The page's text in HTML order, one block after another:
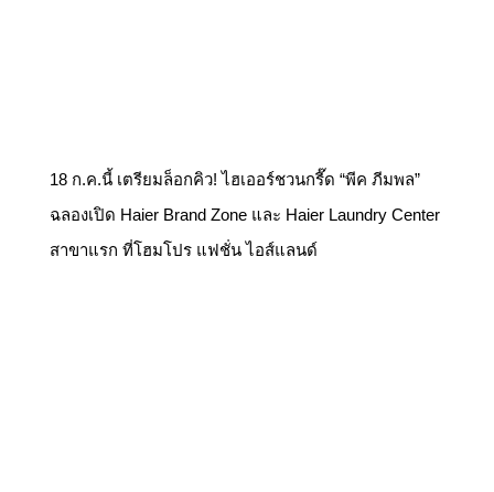
18 ก.ค.นี้ เตรียมล็อกคิว! ไฮเออร์ชวนกรี๊ด “พีค ภีมพล”
ฉลองเปิด Haier Brand Zone และ Haier Laundry Center
สาขาแรก ที่โฮมโปร แฟชั่น ไอส์แลนด์